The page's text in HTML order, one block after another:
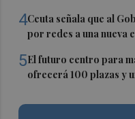
4Ceuta señala que al
por redes a una nueva
5El futuro centro para
ofrecerá 100 plazas y